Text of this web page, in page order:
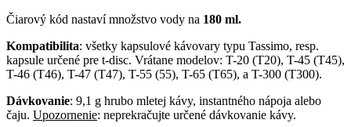
Čiarový kód nastaví množstvo vody na 180 ml.
Kompatibilita: všetky kapsulové kávovary typu Tassimo, resp.
kapsule určené pre t-disc. Vrátane modelov: T-20 (T20), T-45 (T45),
T-46 (T46), T-47 (T47), T-55 (55), T-65 (T65), a T-300 (T300).
Dávkovanie: 9,1 g hrubo mletej kávy, instantného nápoja alebo
čaju. Upozornenie: neprekračujte určené dávkovanie kávy.